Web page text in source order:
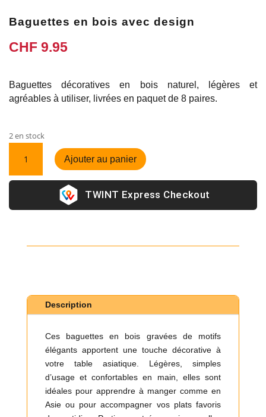
Baguettes en bois avec design
CHF 9.95
Baguettes décoratives en bois naturel, légères et
agréables à utiliser, livrées en paquet de 8 paires.
2 en stock
Baguettes
Ajouter au panier
Express Checkout
Description
Ces baguettes en bois gravées de motifs
élégants apportent une touche décorative à
votre table asiatique. Légères, simples
d’usage et confortables en main, elles sont
idéales pour apprendre à manger comme en
Asie ou pour accompagner vos plats favoris